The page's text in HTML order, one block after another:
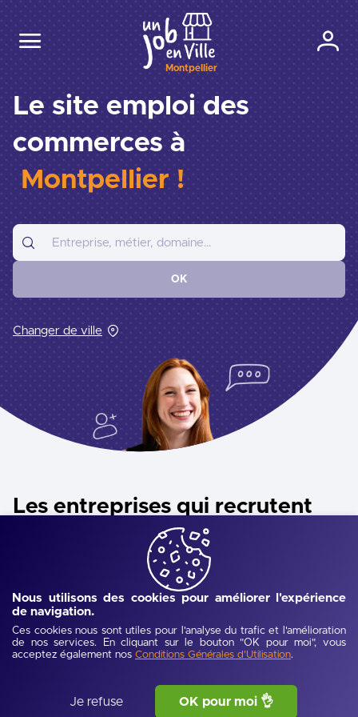
Nous utilisons des cookies pour améliorer l'expérience
de navigation.
Ces cookies nous sont utiles pour l'analyse du trafic et l'amélioration
de nos services. En cliquant sur le bouton "OK pour moi", vous
acceptez également nos Conditions Générales d'Utilisation.
Je refuse OK pour moi 👌
Montpellier
Le site emploi des
commerces à
Montpellier !
OK
Changer de ville
Les entreprises qui recrutent
Retrouver des entreprises de proximité qui recrutent en
centre-ville ou en centre commercial.
Voir toutes les entreprises